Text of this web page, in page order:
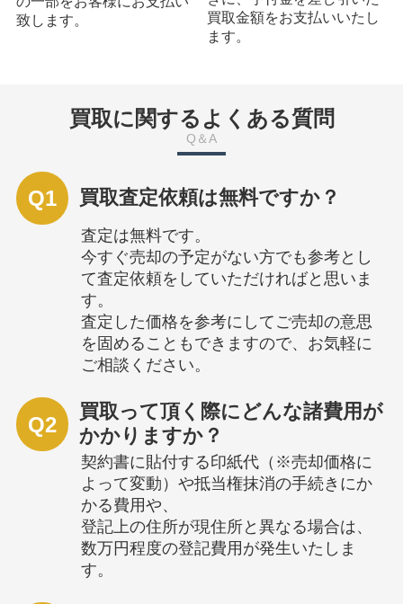
致します。
買取金額をお支払いいたし
ます。
買取に関するよくある質問
Q＆A
Q1 買取査定依頼は無料ですか？
査定は無料です。
今すぐ売却の予定がない方でも参考とし
て査定依頼をしていただければと思いま
す。
査定した価格を参考にしてご売却の意思
を固めることもできますので、お気軽に
ご相談ください。
Q2
買取って頂く際にどんな諸費用が
かかりますか？
契約書に貼付する印紙代（※売却価格に
よって変動）や抵当権抹消の手続きにか
かる費用や、
登記上の住所が現住所と異なる場合は、
数万円程度の登記費用が発生いたしま
す。